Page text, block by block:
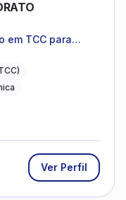
em TCC para
Ver Perfil